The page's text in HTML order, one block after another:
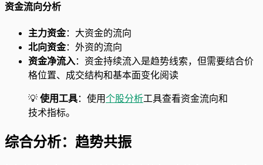
资金流向分析
主力资金：大资金的流向
北向资金：外资的流向
资金净流入：资金持续流入是趋势线索，但需要结合价
格位置、成交结构和基本面变化阅读
💡 使用工具：使用个股分析工具查看资金流向和
技术指标。
综合分析：趋势共振